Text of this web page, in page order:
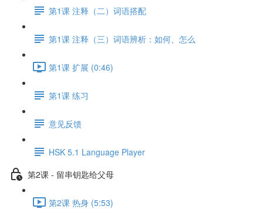
第1课 注释（二）词语搭配
第1课 注释（三）词语辨析：如何、怎么
第1课 扩展 (0:46)
第1课 练习
意见反馈
HSK 5.1 Language Player
第2课 - 留串钥匙给父母
第2课 热身 (5:53)